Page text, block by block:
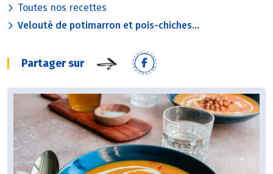
Toutes nos recettes
Velouté de potimarron et pois-chiches...
Partager sur